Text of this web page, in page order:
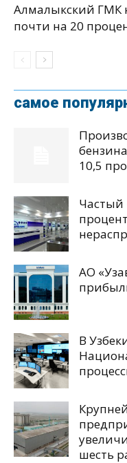
Алмалыкский ГМК
почти на 20
самое
10,5
Частый
АО
В
шесть